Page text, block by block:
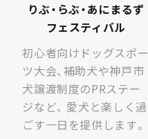
りぶ・らぶ・​あに​まるず​
フェスティバル
初心者向けドッグスポー
ツ大会、補助犬や神戸市
犬譲渡制度のPRステー
ジなど、 愛犬と楽しく過
ごす一日を提供します。